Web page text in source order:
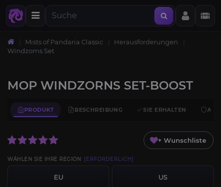
Mists of Pandaria Classic
Herausforderungen
Windzorns Set
MOP WINDZORNS SET-BOOST
PRODUKT BESCHREIBUNG SIE ERHALTEN
+ Wunschliste
WÄHLEN SIE IHRE REGION [ERFORDERLICH]
EU US